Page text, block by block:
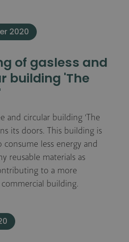
2020
of gasless and
building 'The
and circular building 'The
its doors. This building is
consume less energy and
reusable materials as
to a more
commercial building.